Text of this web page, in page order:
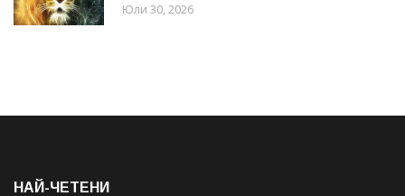
Юли 30, 2026
НАЙ-ЧЕТЕНИ